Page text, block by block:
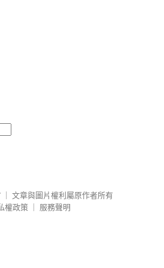
文章與圖片權利屬原作者所有
權政策
服務聲明